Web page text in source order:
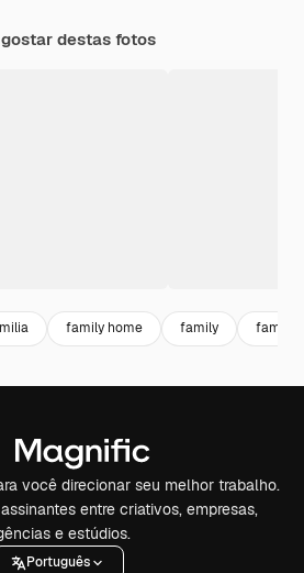
destas fotos
family home family familia
você direcionar seu melhor trabalho.
entre criativos, empresas,
e estúdios.
Português